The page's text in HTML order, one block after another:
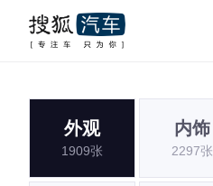
外观
1909张
内饰
2297张